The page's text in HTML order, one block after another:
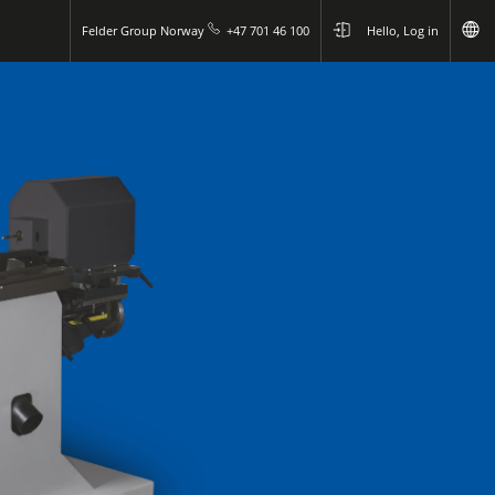
Felder Group Norway +47 701 46 100 Hello, Log in